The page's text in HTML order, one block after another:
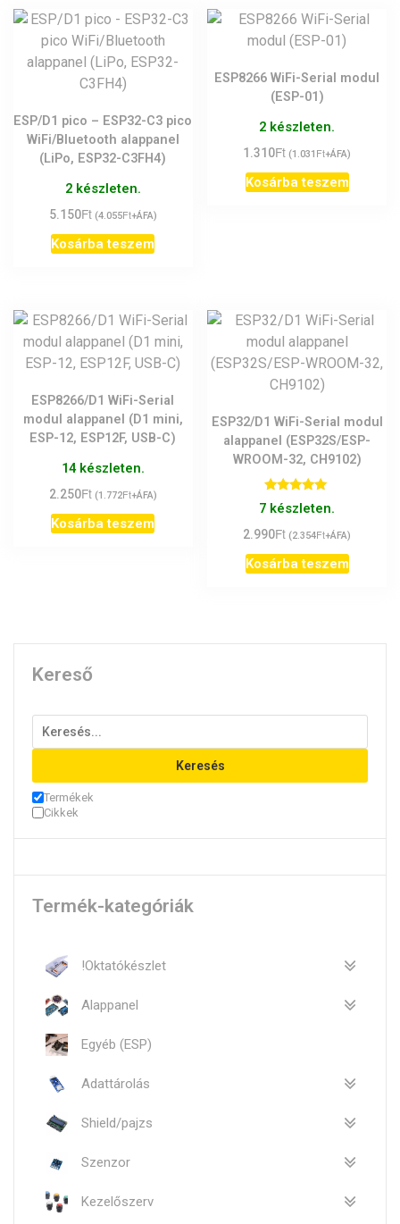
ESP/D1 pico – ESP32-C3 pico
WiFi/Bluetooth alappanel
(LiPo, ESP32-C3FH4)
2 készleten.
5.150Ft (4.055Ft+ÁFA)
Kosárba teszem
ESP8266 WiFi-Serial modul
(ESP-01)
2 készleten.
1.310Ft (1.031 Ft+ÁFA)
Kosárba teszem
ESP8266/D1 WiFi-Serial
modul alappanel (D1 mini,
ESP-12, ESP12F, USB-C)
14 készleten.
2.250Ft (1.772Ft+ÁFA)
Kosárba teszem
ESP32/D1 WiFi-Serial modul
alappanel (ESP32S/ESP-
WROOM-32, CH9102)
Értékelés:
5.00
7 készleten.
2.990Ft (2.354Ft+ÁFA)
Kosárba teszem
Kereső
Keresés
Termékek
Cikkek
Termék-kategóriák
!Oktatókészlet
Alappanel
Egyéb (ESP)
Adattárolás
Shield/pajzs
Szenzor
Kezelőszerv